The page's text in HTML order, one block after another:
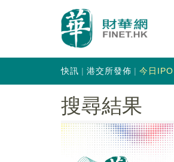
快訊 港交所發佈 今日IPO
搜尋結果